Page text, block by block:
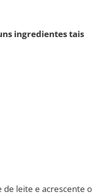
ingredientes tais
leite e acrescente o